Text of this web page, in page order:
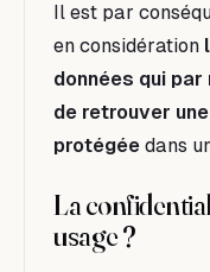
Il est par
en considération
données qui
de retrouver
protégée dans
La
usage ?